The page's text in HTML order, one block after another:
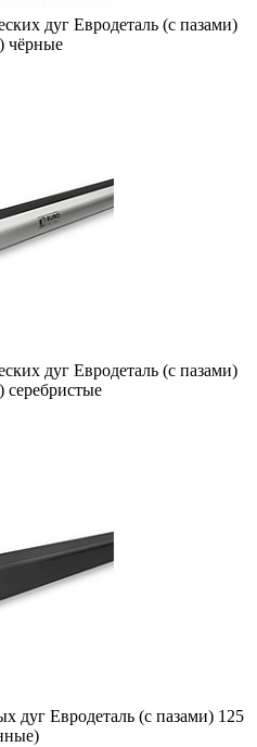
дуг Евродеталь (с пазами)
чёрные
дуг Евродеталь (с пазами)
серебристые
дуг Евродеталь (с пазами) 125